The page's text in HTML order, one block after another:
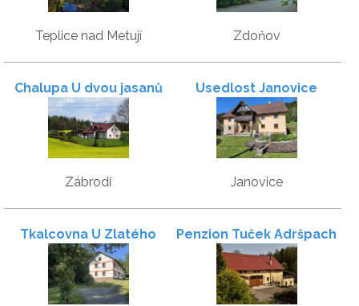
Teplice nad Metují Zdoňov
Chalupa U dvou jasanů
Zábrodí
Usedlost Janovice
Janovice
Tkalcovna U Zlatého
potoka
Penzion Tuček Adršpach